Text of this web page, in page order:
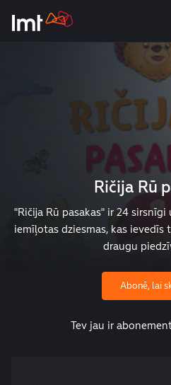
Ričija Rū
"Ričija Rū pasakas" ir 24
iemīļotas dziesmas, kas ievedīs
draugu
Abonē, lai
Tev jau ir